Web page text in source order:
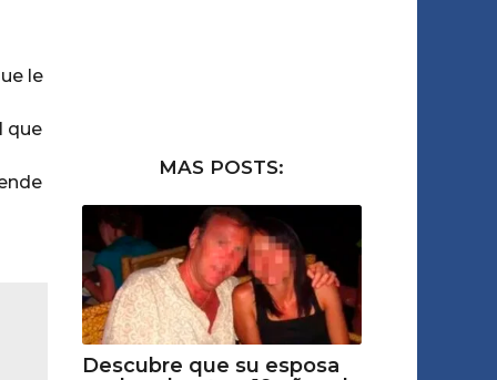
le
que
MAS POSTS:
Descubre que su esposa